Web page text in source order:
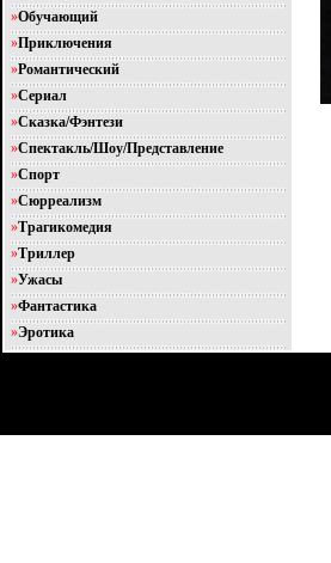
»Обучающий
»Приключения
»Романтический
»Сериал
»Сказка/Фэнтези
»Спектакль/Шоу/Представление
»Спорт
»Сюрреализм
»Трагикомедия
»Триллер
»Ужасы
»Фантастика
»Эротика